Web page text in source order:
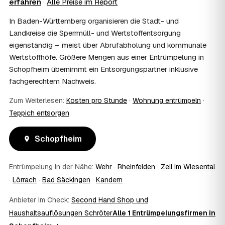
einem vom Amt veranlassten Umzug. Wichtig: Den Antrag
und holen die Kostenübernahme schriftlich ein. AWL
Zentrum vermittelt die Entrümpler, entscheidet aber nicht
über die Kostenübernahme.
08 Bekomme ich einen Entsorgungsnachweis?
Ja. Die Partner entsorgen über zugelassene Höfe und
stellen auf Wunsch einen Entsorgungsnachweis aus —
oder die eigene Dokumentation.
09 Muss ich bei der Entrümpelung anwesend sein?
Nicht zwingend. Viele Kunden in Schopfheim sind nur zur
Übergabe und zum Abschluss vor Ort; den genauen
Ablauf — etwa die Schlüsselübergabe — stimmen Sie
10 Was ist im Festpreis enthalten?
Der Festpreis deckt in der Regel das komplette
fachgerechte Entsorgung ab — auf Wunsch inklusive
besenreiner Übergabe. Es gibt keine versteckten
In Baden-Württemberg organisieren die Stadt- und
Landkreise die Sperrmüll- und Wertstoffentsorgung
eigenständig – meist über Abrufabholung und kommunale
Wertstoffhöfe. Größere Mengen aus einer Entrümpelung in
Schopfheim übernimmt ein Entsorgungspartner inklusive
fachgerechtem Nachweis.
Zum Weiterlesen: Kosten pro Stunde · Wohnung entrümpeln ·
Teppich entsorgen
Schopfheim
Entrümpelung in der Nähe: Wehr · Rheinfelden · Zell im Wiesental
· Lörrach · Bad Säckingen · Kandern
Anbieter im Check: Second Hand Shop und
Haushaltsauflösungen SchröterAlle 1 Entrümpelungsfirmen in